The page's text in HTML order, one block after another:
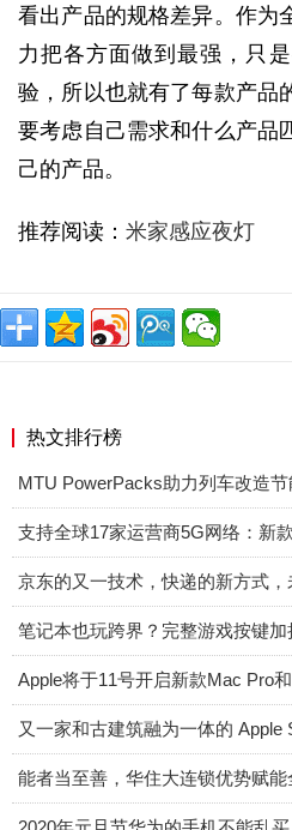
看出产品的规格差异。作为
力把各方面做到最强，只
验，所以也就有了每款产品
要考虑自己需求和什么产品
己的产品。
推荐阅读： 米家感应夜灯
热文排行榜
MTU PowerPacks助力列车改造节
支持全球17家运营商5G网络：新
京东的又一技术，快递的新方式
笔记本也玩跨界？完整游戏按键
Apple将于11号开启新款Mac Pro和
又一家和古建筑融为一体的 Apple
能者当至善，华住大连锁优势赋能